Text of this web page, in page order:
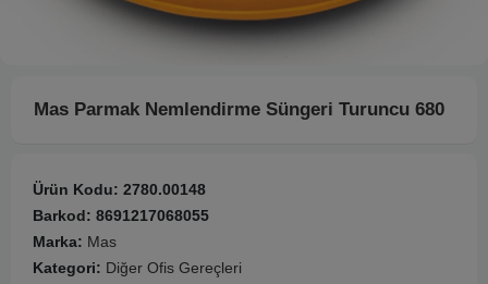
Mas Parmak Nemlendirme Süngeri Turuncu 680
Ürün Kodu: 2780.00148
Barkod: 8691217068055
Marka: Mas
Kategori: Diğer Ofis Gereçleri